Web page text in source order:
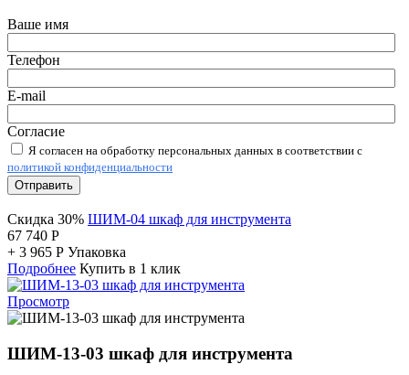
Ваше имя
Телефон
E-mail
Согласие
Я согласен на обработку персональных данных в соответствии с
политикой конфиденциальности
Отправить
Скидка 30% ШИМ-04 шкаф для инструмента
67 740 Р
+ 3 965 Р Упаковка
Подробнее Купить в 1 клик
Просмотр
ШИМ-13-03 шкаф для инструмента